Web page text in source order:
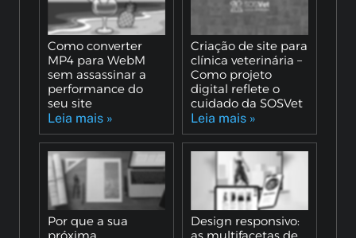
Como converter
MP4 para WebM
sem assassinar a
performance do
seu site
Leia mais »
Criação de site para
clínica veterinária –
Como projeto
digital reflete o
cuidado da SOSVet
Leia mais »
Por que a sua
Design responsivo: